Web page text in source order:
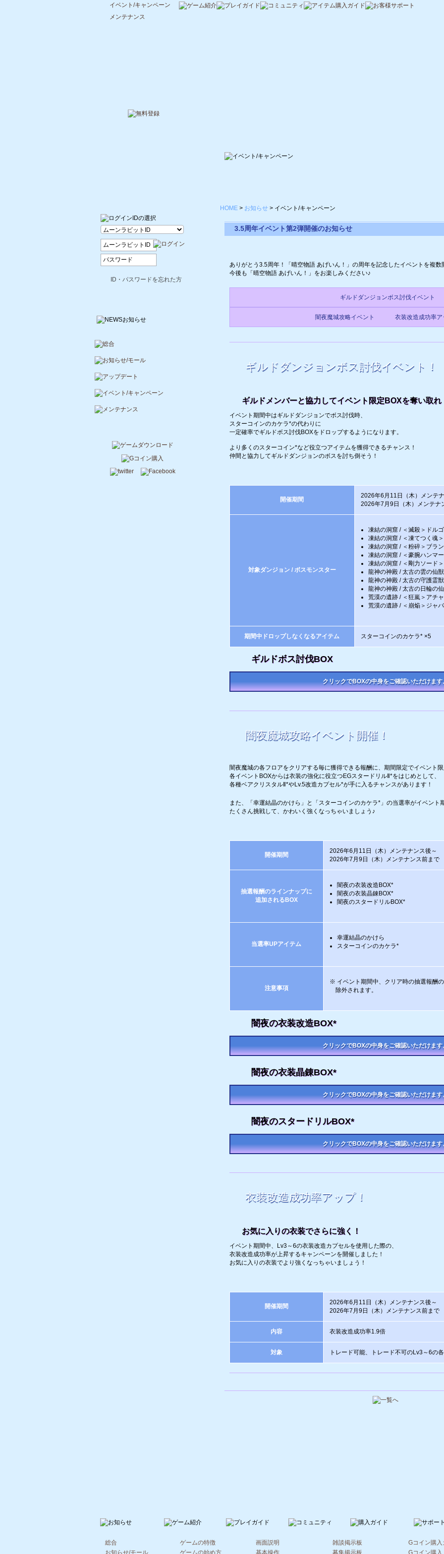
イベント/キャンペーン
メンテナンス
HOME > お知らせ > イベント/キャンペーン
3.5周年イベント第2弾開催のお知らせ
ありがとう3.5周年！「晴空物語 あげいん！」の周年を記念したイベントを複数
今後も「晴空物語 あげいん！」をお楽しみください♪
ギルドダンジョンボス討伐イベント
闇夜魔城攻略イベント 衣装改造成功率ア
ギルドダンジョンボス討伐イベント！
ギルドメンバーと協力してイベント限定BOXを奪い取れ
イベント期間中はギルドダンジョンでボス討伐時、
スターコインのカケラ*の代わりに
一定確率でギルドボス討伐BOXをドロップするようになります。
より多くのスターコイン*など役立つアイテムを獲得できるチャンス！
仲間と協力してギルドダンジョンのボスを討ち倒そう！
開催期間
2026年6月11日（木）メンテ
2026年7月9日（木）メンテナ
対象ダンジョン / ボスモンスター
凍結の洞窟 / ＜滅殺＞ドル
凍結の洞窟 / ＜凍てつく魂
凍結の洞窟 / ＜粉碎＞ブラ
凍結の洞窟 / ＜豪腕ハンマ
凍結の洞窟 / ＜剛力ソード
龍神の神殿 / 太古の雲の仙獣
龍神の神殿 / 太古の守護霊獣
龍神の神殿 / 太古の日輪の
荒漠の遺跡 / ＜狂嵐＞アチ
荒漠の遺跡 / ＜崩焔＞ジャ
期間中ドロップしなくなるアイテム スターコインのカケラ* ×5
ギルドボス討伐BOX
クリックでBOXの中身をご確認いただけます
闇夜魔城攻略イベント開催！
闇夜魔城の各フロアをクリアする毎に獲得できる報酬に、期間限定でイベント
各イベントBOXからは衣装の強化に役立つEGスタードリルⅡ*をはじめとして、
各種ベアクリスタルⅡ*やLv.5改造カプセル*が手に入るチャンスがあります！
また、「幸運結晶のかけら」と「スターコインのカケラ*」の当選率がイベント
たくさん挑戦して、かわいく強くなっちゃいましょう♪
開催期間
2026年6月11日（木）メンテナンス後～
2026年7月9日（木）メンテナンス前まで
抽選報酬のラインナップに
追加されるBOX
闇夜の衣装改造BOX*
闇夜の衣装晶錬BOX*
闇夜のスタードリルBOX*
当選率UPアイテム
幸運結晶のかけら
スターコインのカケラ*
注意事項
イベント期間中、クリア時の抽選報酬
除外されます。
闇夜の衣装改造BOX*
クリックでBOXの中身をご確認いただけます
闇夜の衣装晶錬BOX*
クリックでBOXの中身をご確認いただけます
闇夜のスタードリルBOX*
クリックでBOXの中身をご確認いただけます
衣装改造成功率アップ！
お気に入りの衣装でさらに強く！
イベント期間中、Lv3～6の衣装改造カプセルを使用した際の、
衣装改造成功率が上昇するキャンペーンを開催しました！
お気に入りの衣装でより強くなっちゃいましょう！
開催期間
2026年6月11日（木）メンテナンス後～
2026年7月9日（木）メンテナンス前まで
内容 衣装改造成功率1.9倍
対象 トレード可能、トレード不可のLv3～6の
ID・パスワードを忘れた方
総合
お知らせ/モール
ゲームの特徴
ゲームの始め方
画面説明
基本操作
雑談掲示板
募集掲示板
Gコイン購入
Gコイン購入